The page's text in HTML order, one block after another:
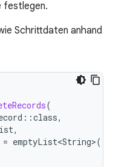
festlegen.
Schrittdaten anhand
(
::class,
,
= emptyList<String>()